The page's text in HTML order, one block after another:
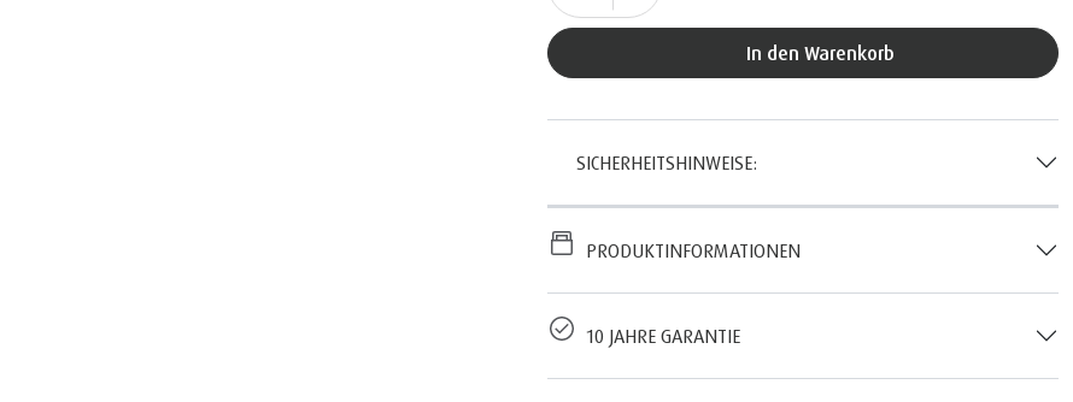
In den Warenkorb
SICHERHEITSHINWEISE:
PRODUKTINFORMATIONEN
10 JAHRE GARANTIE